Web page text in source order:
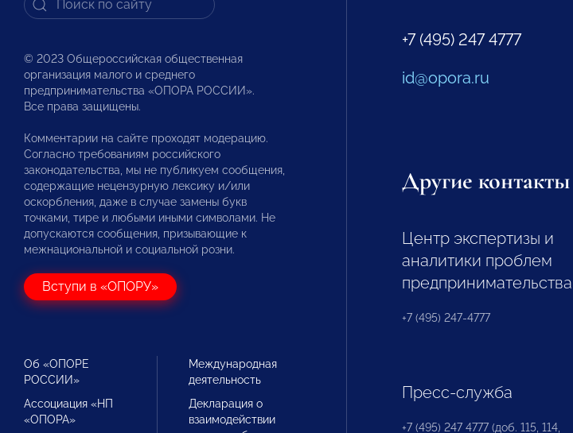
© 2023 Общероссийская общественная
организация малого и среднего
предпринимательства «ОПОРА РОССИИ».
Все права защищены.
Комментарии на сайте проходят модерацию.
Согласно требованиям российского
законодательства, мы не публикуем сообщения,
содержащие нецензурную лексику и/или
оскорбления, даже в случае замены букв
точками, тире и любыми иными символами. Не
допускаются сообщения, призывающие к
межнациональной и социальной розни.
Вступи в «ОПОРУ»
Об «ОПОРЕ
РОССИИ»
Ассоциация «НП
«ОПОРА»
Международная
деятельность
Декларация о
взаимодействии
+7 (495) 247 4777
id@opora.ru
Другие контакты
Центр экспертизы и
аналитики проблем
предпринимательства
+7 (495) 247-4777
Пресс-служба
+7 (495) 247 4777 (доб. 115, 114,